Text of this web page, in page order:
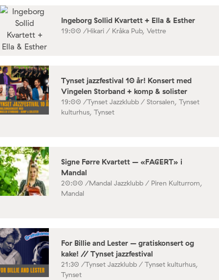
Ingeborg Sollid Kvartett + Ella & Esther
19:00 /Hikari / Kråka Pub, Vettre
Tynset jazzfestival 10 år! Konsert med
Vingelen Storband + komp & solister
19:00 /Tynset Jazzklubb / Storsalen, Tynset
kulturhus, Tynset
Signe Førre Kvartett – «FAGERT» i
Mandal
20:00 /Mandal Jazzklubb / Piren Kulturrom,
Mandal
For Billie and Lester – gratiskonsert og
kake! // Tynset jazzfestival
21:30 /Tynset Jazzklubb / Tynset kulturhus,
Tynset